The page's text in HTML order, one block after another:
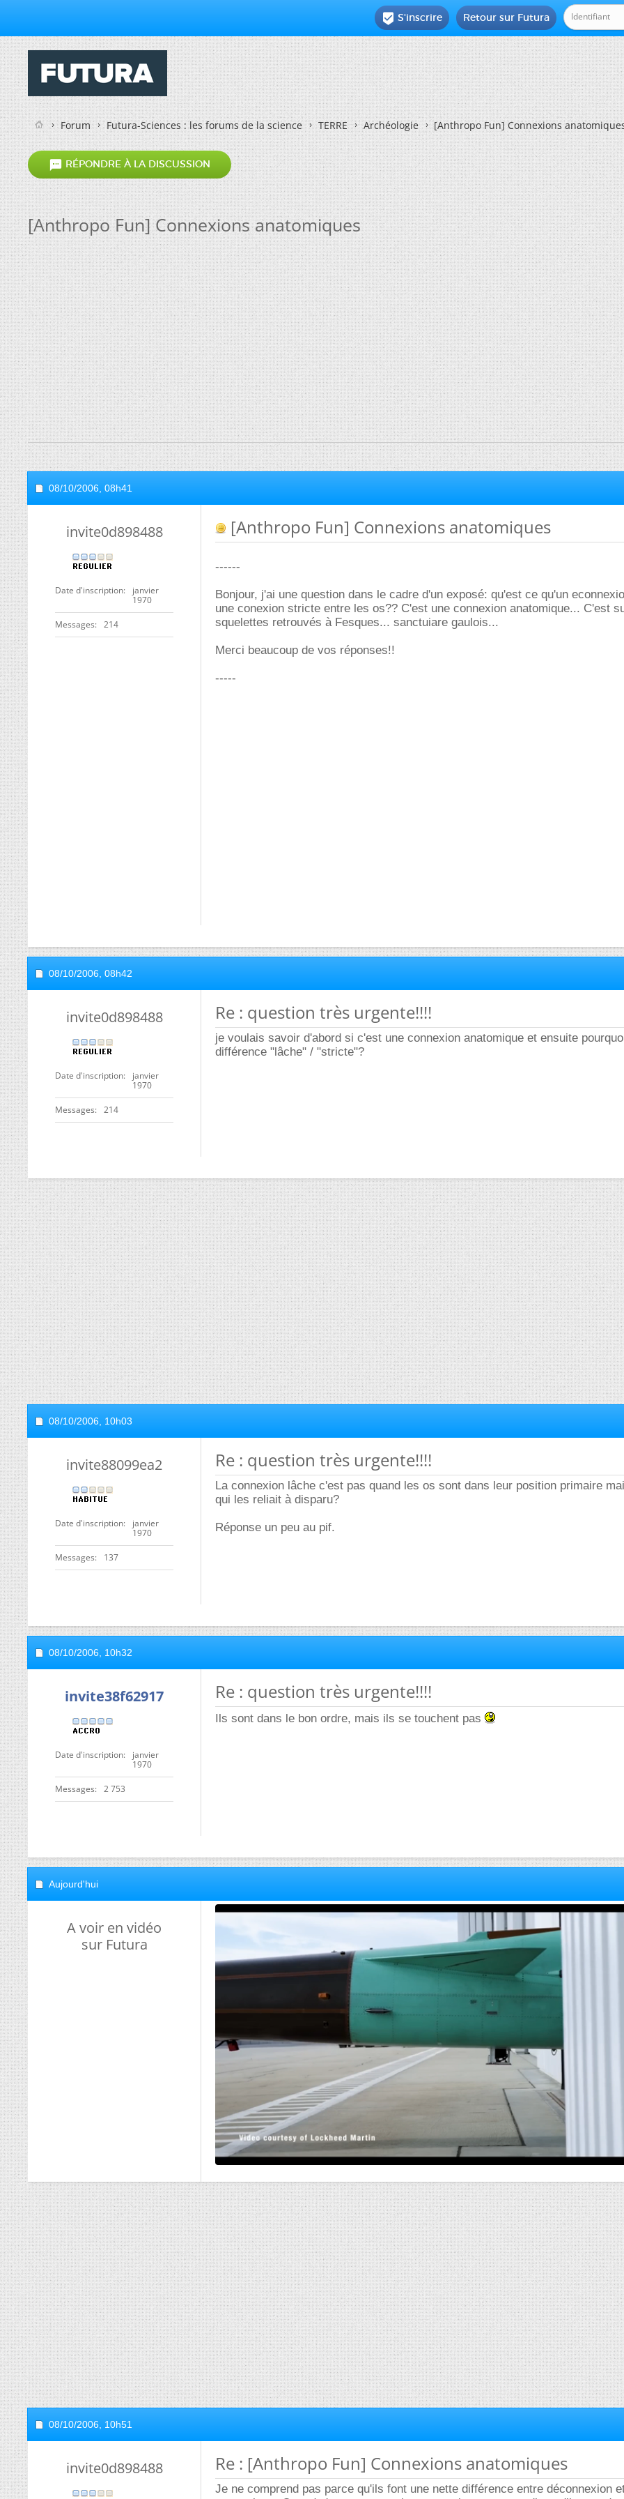
Retour sur Futura
 S'inscrire
Forum Futura-Sciences : les forums de la science TERRE Archéologie [Anthropo Fun] Connexions
 RÉPONDRE À LA DISCUSSION
[Anthropo Fun] Connexions anatomiques
08/10/2006, 08h41
invite0d898488
Date d'inscription
janvier
1970
Messages 214
[Anthropo Fun] Connexions anatomiques
------
Bonjour, j'ai une question dans le cadre d'un exposé: qu'est ce qu'un
une conexion stricte entre les os?? C'est une connexion anatomique... C'est
squelettes retrouvés à Fesques... sanctuiare gaulois...
Merci beaucoup de vos réponses!!
-----
08/10/2006, 08h42
invite0d898488
Date d'inscription
janvier
1970
Messages 214
Re : question très urgente!!!!
je voulais savoir d'abord si c'est une connexion anatomique et ensuite
différence "lâche" / "stricte"?
08/10/2006, 10h03
invite88099ea2
Date d'inscription
janvier
1970
Messages 137
Re : question très urgente!!!!
La connexion lâche c'est pas quand les os sont dans leur position primaire
qui les reliait à disparu?
Réponse un peu au pif.
08/10/2006, 10h32
invite38f62917
Date d'inscription
janvier
1970
Messages 2 753
Re : question très urgente!!!!
Ils sont dans le bon ordre, mais ils se touchent pas
Aujourd'hui
A voir en vidéo
sur Futura
08/10/2006, 10h51
invite0d898488 Re : [Anthropo Fun] Connexions anatomiques
Je ne comprend pas parce qu'ils font une nette différence entre déconnexion